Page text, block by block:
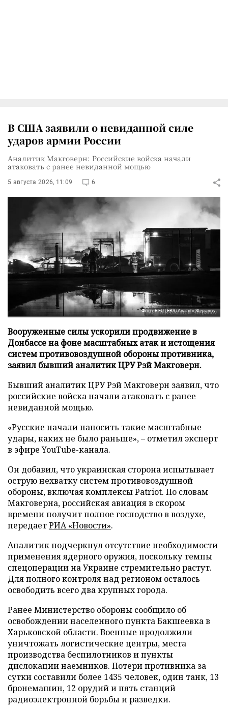
В США заявили о невиданной силе
ударов армии России
Аналитик Макговерн: Российские войска начали
атаковать с ранее невиданной мощью
5 августа 2026, 11:09 6
Фото: REUTERS/Anatolii Stepanov
Вооруженные силы ускорили продвижение в
Донбассе на фоне масштабных атак и истощения
систем противовоздушной обороны противника,
заявил бывший аналитик ЦРУ Рэй Макговерн.
Бывший аналитик ЦРУ Рэй Макговерн заявил, что
российские войска начали атаковать с ранее
невиданной мощью.
«Русские начали наносить такие масштабные
удары, каких не было раньше», – отметил эксперт
в эфире YouTube-канала.
Он добавил, что украинская сторона испытывает
острую нехватку систем противовоздушной
обороны, включая комплексы Patriot. По словам
Макговерна, российская авиация в скором
времени получит полное господство в воздухе,
передаетРИА «Новости».
Аналитик подчеркнул отсутствие необходимости
применения ядерного оружия, поскольку темпы
спецоперации на Украине стремительно растут.
Для полного контроля над регионом осталось
освободить всего два крупных города.
Ранее Министерство обороны сообщило об
освобождении населенного пункта Бакшеевка в
Харьковской области. Военные продолжили
уничтожать логистические центры, места
производства беспилотников и пункты
дислокации наемников. Потери противника за
сутки составили более 1435 человек, один танк, 13
бронемашин, 12 орудий и пять станций
радиоэлектронной борьбы и разведки.